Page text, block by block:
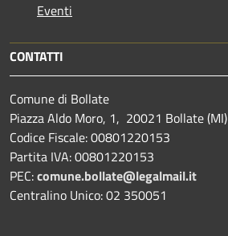
Eventi
CONTATTI
Comune di Bollate
Piazza Aldo Moro, 1, 20021 Bollate (MI)
Codice Fiscale: 00801220153
Partita IVA: 00801220153
PEC:comune.bollate@legalmail.it
Centralino Unico: 02 350051